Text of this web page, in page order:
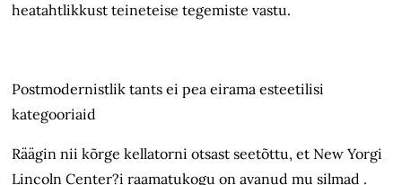
heatahtlikkust teineteise tegemiste vastu.
Postmodernistlik tants ei pea eirama esteetilisi
kategooriaid
Räägin nii kõrge kellatorni otsast seetõttu, et New Yorgi
Lincoln Center?i raamatukogu on avanud mu silmad .